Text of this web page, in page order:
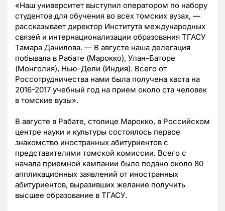
«Наш университет выступил оператором по набору
студентов для обучения во всех томских вузах, —
рассказывает директор Института международных
связей и интернационализации образования ТГАСУ
Тамара Данилова. — В августе наша делегация
побывала в Рабате (Марокко), Улан-Баторе
(Монголия), Нью-Дели (Индия). Всего от
Россотрудничества нами была получена квота на
2016-2017 учебный год на прием около ста человек
в томские вузы».
В августе в Рабате, столице Марокко, в Российском
центре науки и культуры состоялось первое
знакомство иностранных абитуриентов с
представителями томской комиссии. Всего с
начала приемной кампании было подано около 80
аппликационных заявлений от иностранных
абитуриентов, выразивших желание получить
высшее образование в ТГАСУ.